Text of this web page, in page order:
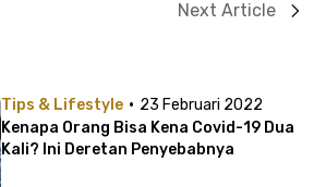
Next Article
Tips & Lifestyle · 23 Februari 2022
Kenapa Orang Bisa Kena Covid-19 Dua
Kali? Ini Deretan Penyebabnya